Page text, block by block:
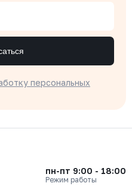
персональных
пн-пт 9:00 - 18:00
Режим работы